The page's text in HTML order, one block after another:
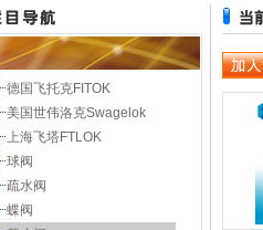
德国飞托克FITOK
美国世伟洛克Swagelok
上海飞塔FTLOK
球阀
疏水阀
蝶阀